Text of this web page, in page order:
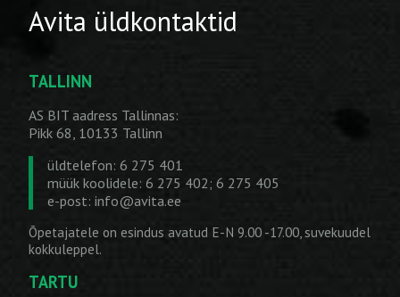
Avita üldkontaktid
TALLINN
AS BIT aadress Tallinnas:
Pikk 68, 10133 Tallinn
üldtelefon: 6 275 401
müük koolidele: 6 275 402; 6 275 405
e-post: info@avita.ee
Õpetajatele on esindus avatud E-N 9.00 -17.00, suvekuudel
kokkuleppel.
TARTU